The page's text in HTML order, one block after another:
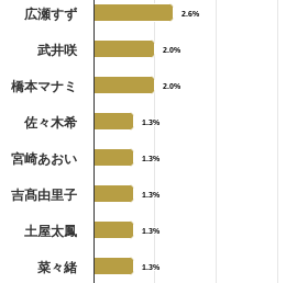
2.6%
2.6%
2.0%
2.0%
2.0%
2.0%
1.3%
1.3%
1.3%
1.3%
1.3%
1.3%
1.3%
1.3%
1.3%
1.3%
広瀬すず
武井咲
橋本マナミ
佐々木希
宮崎あおい
吉髙由里子
土屋太鳳
菜々緒